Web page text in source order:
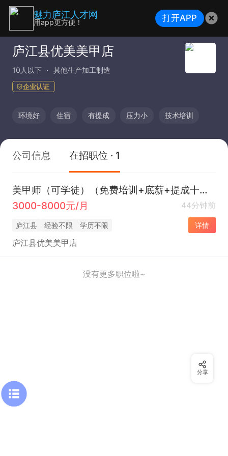
庐江县优美美甲店
10人以下 其他生产加工制造
企业认证
环境好 住宿 有提成 压力小 技术培训
公司信息 在招职位 · 1
美甲师（可学徒）（免费培训+底薪+提成十压力小+环境好）
3000-8000元/月
44分钟前
庐江县 经验不限 学历不限 详情
庐江县优美美甲店
没有更多职位啦~
分享
魅力庐江人才网
用app更方便！ 打开APP